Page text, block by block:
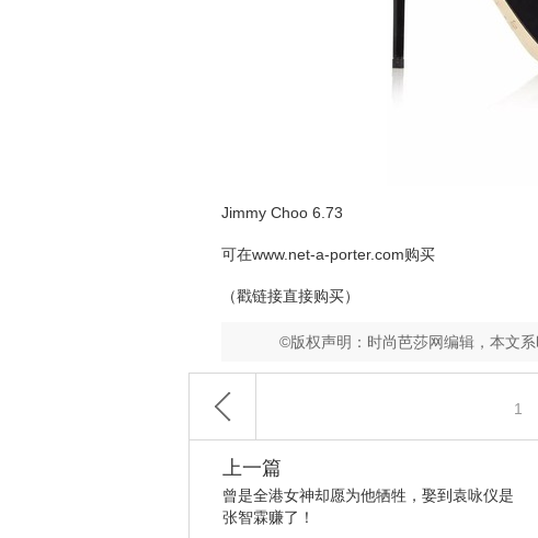
Jimmy Choo 6.73
可在www.net-a-porter.com购买
（戳链接直接购买）
©版权声明：时尚芭莎网编辑，本文
1
上一篇
曾是全港女神却愿为他牺牲，娶到袁咏仪是
张智霖赚了！